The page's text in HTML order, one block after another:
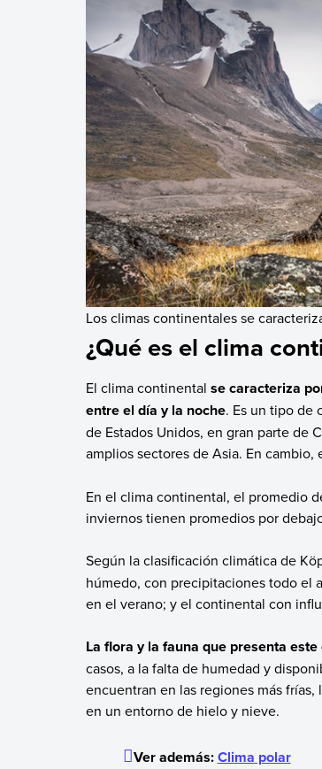
Los climas continentales se
¿Qué es el clima
El clima continental se caracteriza
entre el día y la noche. Es un tipo de
de Estados Unidos, en gran parte de
amplios sectores de Asia. En
En el clima continental, el promedio
inviernos tienen promedios por
Según la clasificación climática de
húmedo, con precipitaciones todo el
en el verano; y el continental con
La flora y la fauna que presenta
casos, a la falta de humedad y
encuentran en las regiones más
en un entorno de hielo y nieve.
Ver además:Clima polar